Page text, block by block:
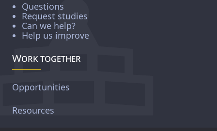
Questions
Request studies
Can we help?
Help us improve
Work together
Opportunities
Resources